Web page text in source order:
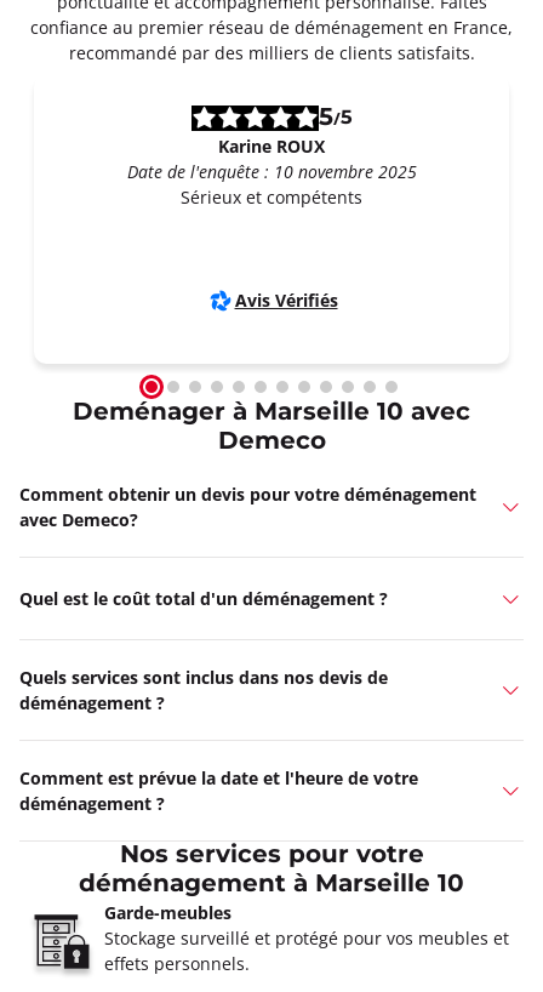
confiance au premier réseau de déménagement en France,
recommandé par des milliers de clients satisfaits.
5/5
Karine ROUX
Date de l'enquête : 10 novembre 2025
Sérieux et compétents
Avis Vérifiés
Deménager à Marseille 10 avec
Demeco
Comment obtenir un devis pour votre déménagement
avec Demeco?
Quel est le coût total d'un déménagement ?
Quels services sont inclus dans nos devis de
déménagement ?
Comment est prévue la date et l'heure de votre
déménagement ?
Nos services pour votre
déménagement à Marseille 10
Garde-meubles
Stockage surveillé et protégé pour vos meubles et
effets personnels.